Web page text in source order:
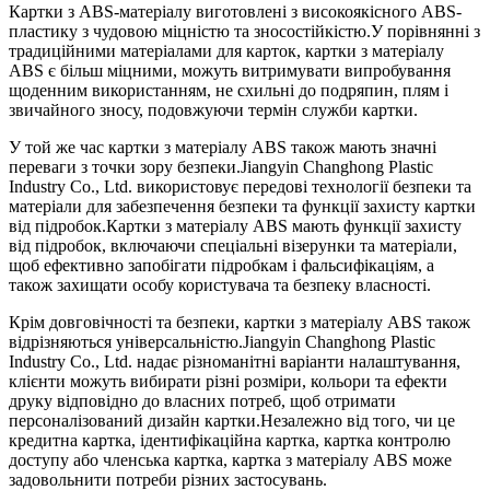
Картки з ABS-матеріалу виготовлені з високоякісного ABS-
пластику з чудовою міцністю та зносостійкістю.У порівнянні з
традиційними матеріалами для карток, картки з матеріалу
ABS є більш міцними, можуть витримувати випробування
щоденним використанням, не схильні до подряпин, плям і
звичайного зносу, подовжуючи термін служби картки.
У той же час картки з матеріалу ABS також мають значні
переваги з точки зору безпеки.Jiangyin Changhong Plastic
Industry Co., Ltd. використовує передові технології безпеки та
матеріали для забезпечення безпеки та функції захисту картки
від підробок.Картки з матеріалу ABS мають функції захисту
від підробок, включаючи спеціальні візерунки та матеріали,
щоб ефективно запобігати підробкам і фальсифікаціям, а
також захищати особу користувача та безпеку власності.
Крім довговічності та безпеки, картки з матеріалу ABS також
відрізняються універсальністю.Jiangyin Changhong Plastic
Industry Co., Ltd. надає різноманітні варіанти налаштування,
клієнти можуть вибирати різні розміри, кольори та ефекти
друку відповідно до власних потреб, щоб отримати
персоналізований дизайн картки.Незалежно від того, чи це
кредитна картка, ідентифікаційна картка, картка контролю
доступу або членська картка, картка з матеріалу ABS може
задовольнити потреби різних застосувань.